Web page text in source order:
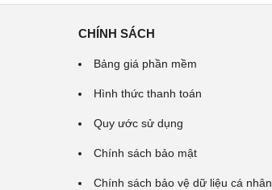
CHÍNH SÁCH
Bảng giá phần mềm
Hình thức thanh toán
Quy ước sử dụng
Chính sách bảo mật
Chính sách bảo vệ dữ liệu cá nhân